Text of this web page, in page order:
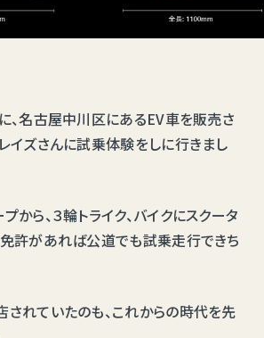
、名古屋中川区にあるEV車を販売さ
イズさんに試乗体験をしに行きまし
から、３輪トライク、バイクにスクータ
許があれば公道でも試乗走行できち
れていたのも、これからの時代を先